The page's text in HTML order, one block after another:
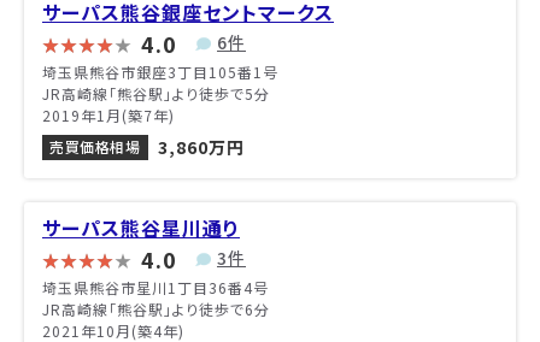
サーパス熊谷銀座セントマークス
4.0 6件
埼玉県熊谷市銀座3丁目105番1号
JR高崎線「熊谷駅」より徒歩で5分
2019年1月(築7年)
売買価格相場
3,860万円
サーパス熊谷星川通り
4.0 3件
埼玉県熊谷市星川1丁目36番4号
JR高崎線「熊谷駅」より徒歩で6分
2021年10月(築4年)